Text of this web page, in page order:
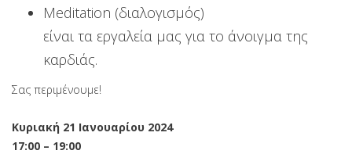
Meditation (διαλογισμός)
είναι τα εργαλεία μας για το άνοιγμα της
καρδιάς.
Σας περιμένουμε!
Κυριακή 21 Ιανουαρίου 2024
17:00 – 19:00